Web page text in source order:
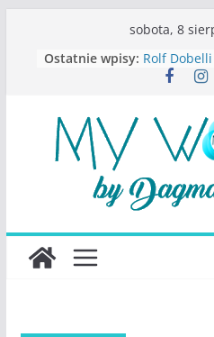
sobota, 8
Ostatnie wpisy: Rolf
myślenia”
Katarzyna
straciliśmy
Judith
S.Wynn-